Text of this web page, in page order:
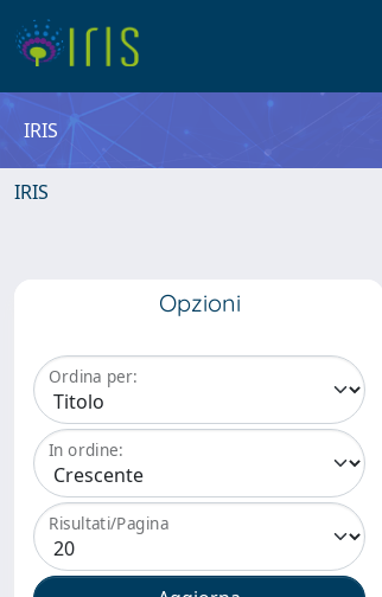
IRIS
IRIS
Opzioni
Ordina per:
In ordine:
Risultati/Pagina